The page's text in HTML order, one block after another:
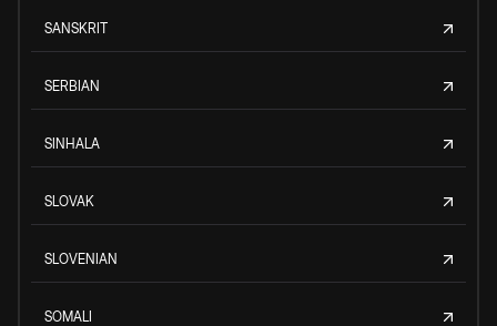
SANSKRIT
SERBIAN
SINHALA
SLOVAK
SLOVENIAN
SOMALI